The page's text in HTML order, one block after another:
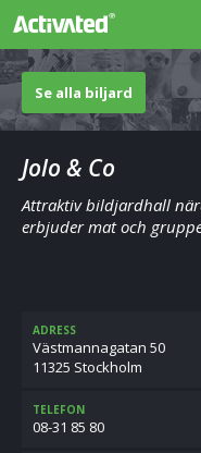
Se alla biljard
Jolo & Co
Attraktiv bildjardhall
erbjuder mat och
ADRESS
Västmannagatan 50
11325 Stockholm
TELEFON
08-31 85 80